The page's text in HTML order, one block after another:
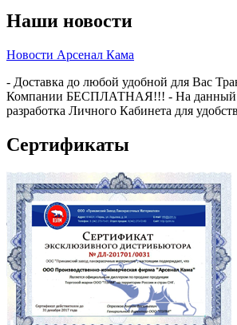
Наши новости
Новости Арсенал Кама
- Доставка до любой удобной для Вас
Компании БЕСПЛАТНАЯ!!! - На данный
разработка Личного Кабинета для
Сертификаты